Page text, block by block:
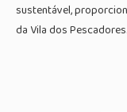
sustentável,
da Vila dos Pescadores.